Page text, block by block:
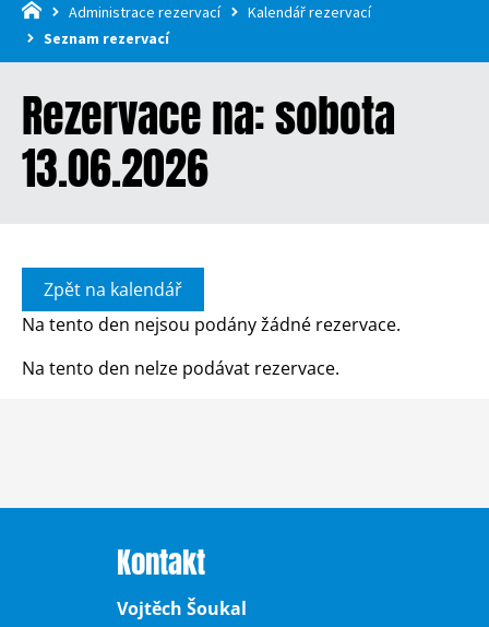
Administrace rezervací
Kalendář rezervací
Seznam rezervací
Rezervace na: sobota
13.06.2026
Zpět na kalendář
Na tento den nejsou podány žádné rezervace.
Na tento den nelze podávat rezervace.
Kontakt
Vojtěch Šoukal